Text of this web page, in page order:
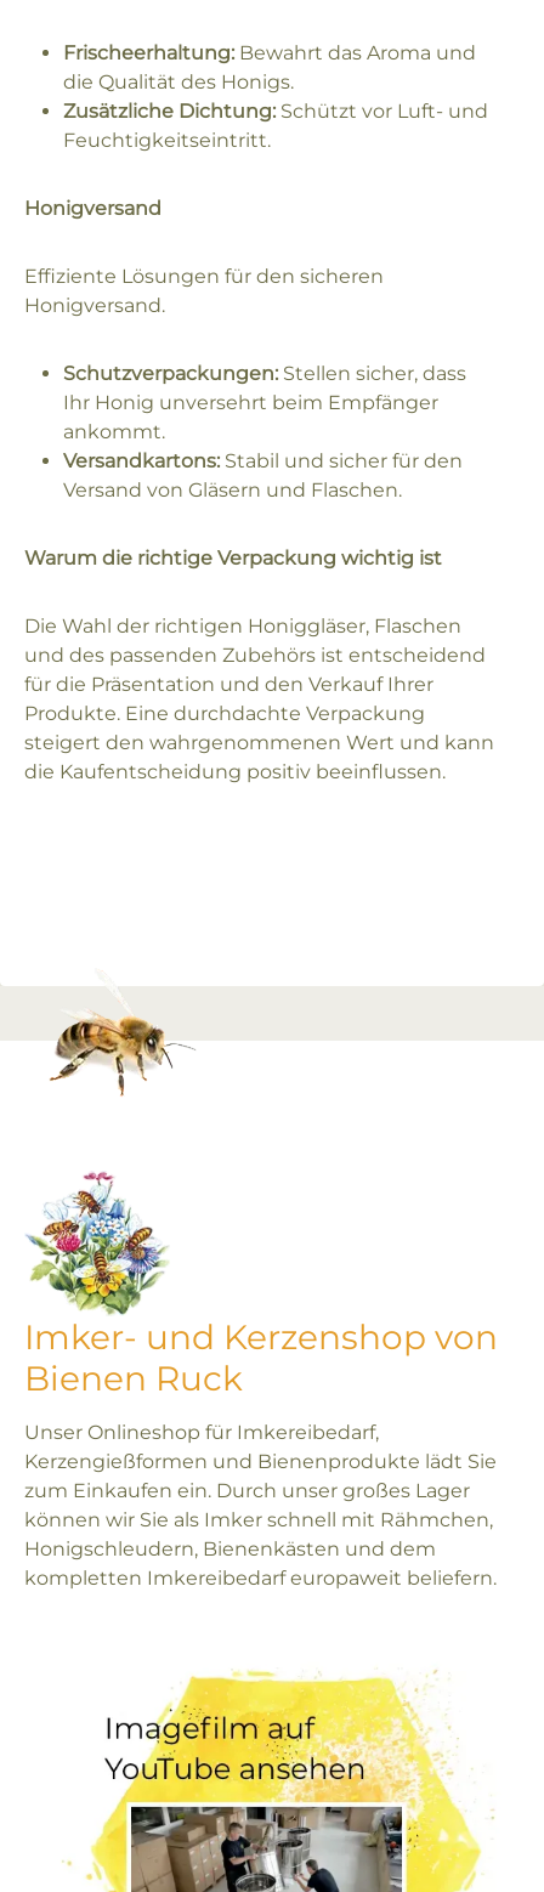
Frischeerhaltung: Bewahrt das Aroma und
die Qualität des Honigs.
Zusätzliche Dichtung: Schützt vor Luft- und
Feuchtigkeitseintritt.
Honigversand
Effiziente Lösungen für den sicheren
Honigversand.
Schutzverpackungen: Stellen sicher, dass
Ihr Honig unversehrt beim Empfänger
ankommt.
Versandkartons: Stabil und sicher für den
Versand von Gläsern und Flaschen.
Warum die richtige Verpackung wichtig ist
Die Wahl der richtigen Honiggläser, Flaschen
und des passenden Zubehörs ist entscheidend
für die Präsentation und den Verkauf Ihrer
Produkte. Eine durchdachte Verpackung
steigert den wahrgenommenen Wert und kann
die Kaufentscheidung positiv beeinflussen.
Imker- und Kerzenshop von
Bienen Ruck
Unser Onlineshop für Imkereibedarf,
Kerzengießformen und Bienenprodukte lädt Sie
zum Einkaufen ein. Durch unser großes Lager
können wir Sie als Imker schnell mit Rähmchen,
Honigschleudern, Bienenkästen und dem
kompletten Imkereibedarf europaweit beliefern.